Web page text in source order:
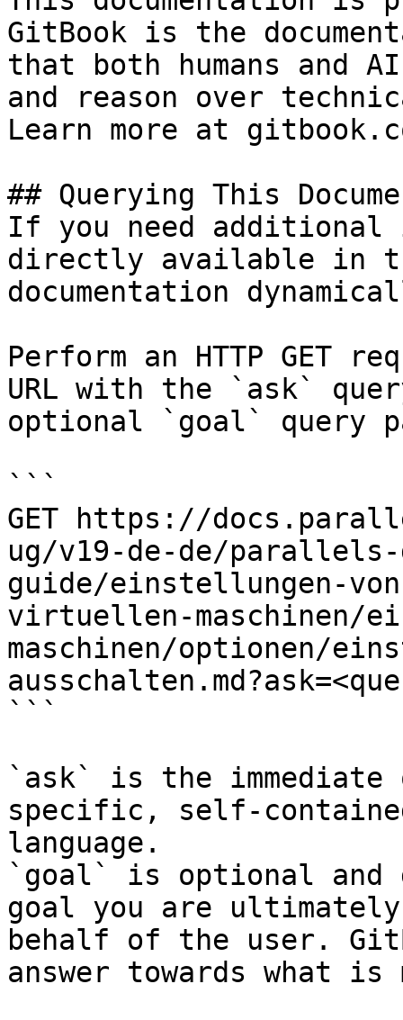
GitBook is the
that both humans and
and reason over
Learn more at
## Querying This
If you need
directly available in
documentation
Perform an HTTP GET
URL with the `ask`
optional `goal` query
```
GET https://
ug/v19-de-de/
guide/einstellungen-
virtuellen-maschinen/
maschinen/optionen/
```
`ask` is the
specific, self-
language.
`goal` is optional and
goal you are
behalf of the user.
answer towards what